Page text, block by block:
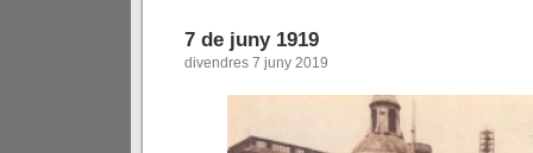
7 de juny 1919
divendres 7 juny 2019